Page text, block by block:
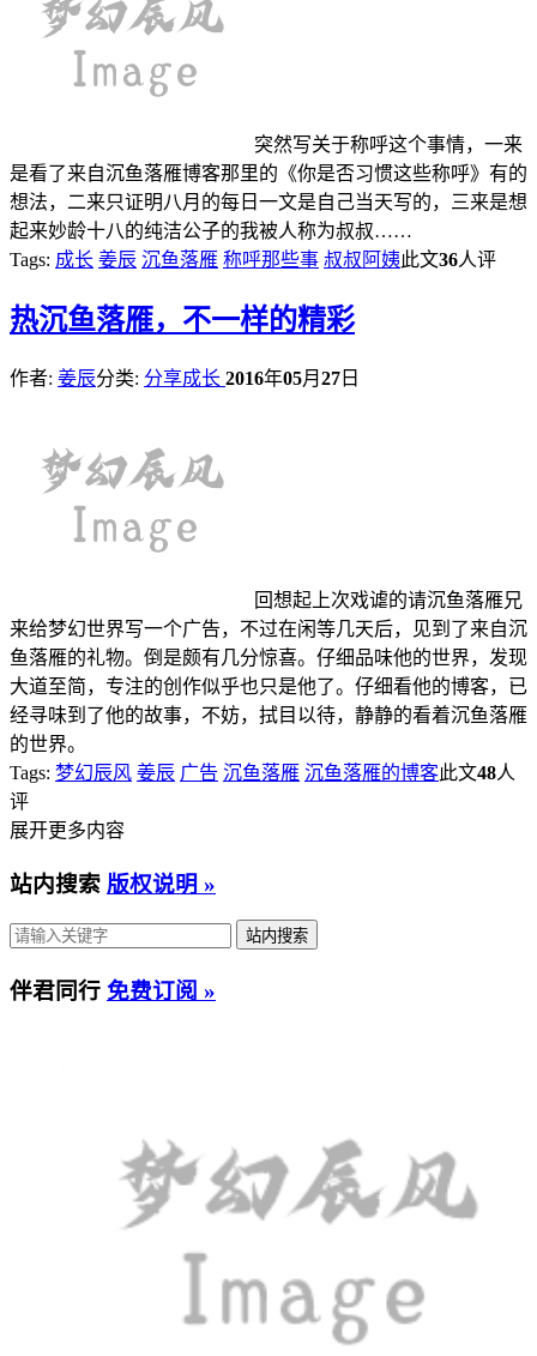
突然写关于称呼这个事情，一来
是看了来自沉鱼落雁博客那里的《你是否习惯这些称呼》有的
想法，二来只证明八月的每日一文是自己当天写的，三来是想
起来妙龄十八的纯洁公子的我被人称为叔叔……
Tags: 成长 姜辰 沉鱼落雁 称呼那些事 叔叔阿姨此文36人评
热沉鱼落雁，不一样的精彩
作者: 姜辰分类: 分享成长 2016年05月 27 日
回想起上次戏谑的请沉鱼落雁兄
来给梦幻世界写一个广告，不过在闲等几天后，见到了来自沉
鱼落雁的礼物。倒是颇有几分惊喜。仔细品味他的世界，发现
大道至简，专注的创作似乎也只是他了。仔细看他的博客，已
经寻味到了他的故事，不妨，拭目以待，静静的看着沉鱼落雁
的世界。
Tags: 梦幻辰风 姜辰 广告 沉鱼落雁 沉鱼落雁的博客此文48人
评
展开更多内容
站内搜索 版权说明 »
伴君同行 免费订阅 »